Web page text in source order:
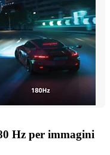
Hz per immagini